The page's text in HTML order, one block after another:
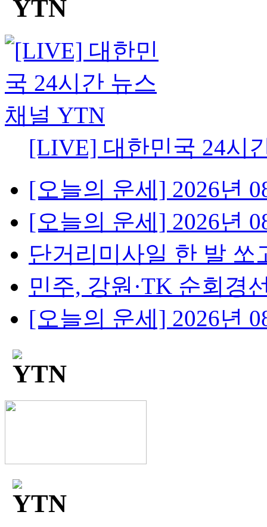
[LIVE] 대한민국 24시
[오늘의 운세] 2026년
[오늘의 운세] 2026년
단거리미사일 한 발 쏘
민주, 강원·TK 순회경
[오늘의 운세] 2026년